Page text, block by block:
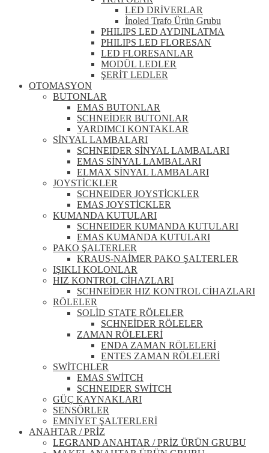
LED DRİVERLAR
İnoled Trafo Ürün Grubu
PHILIPS LED AYDINLATMA
PHILIPS LED FLORESAN
LED FLORESANLAR
MODÜL LEDLER
ŞERİT LEDLER
OTOMASYON
BUTONLAR
EMAS BUTONLAR
SCHNEİDER BUTONLAR
YARDIMCI KONTAKLAR
SİNYAL LAMBALARI
SCHNEIDER SİNYAL LAMBALARI
EMAS SİNYAL LAMBALARI
ELMAX SİNYAL LAMBALARI
JOYSTİCKLER
SCHNEIDER JOYSTİCKLER
EMAS JOYSTİCKLER
KUMANDA KUTULARI
SCHNEIDER KUMANDA KUTULARI
EMAS KUMANDA KUTULARI
PAKO ŞALTERLER
KRAUS-NAİMER PAKO ŞALTERLER
IŞIKLI KOLONLAR
HIZ KONTROL CİHAZLARI
SCHNEİDER HIZ KONTROL CİHAZLARI
RÖLELER
SOLİD STATE RÖLELER
SCHNEİDER RÖLELER
ZAMAN RÖLELERİ
ENDA ZAMAN RÖLELERİ
ENTES ZAMAN RÖLELERİ
SWİTCHLER
EMAS SWİTCH
SCHNEIDER SWİTCH
GÜÇ KAYNAKLARI
SENSÖRLER
EMNİYET ŞALTERLERİ
ANAHTAR / PRİZ
LEGRAND ANAHTAR / PRİZ ÜRÜN GRUBU